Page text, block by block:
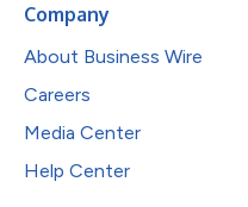
Company
About Business Wire
Careers
Media Center
Help Center